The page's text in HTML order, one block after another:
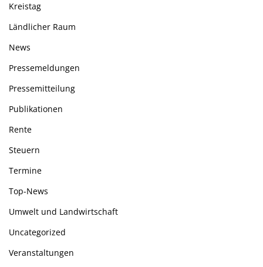
Kreistag
Ländlicher Raum
News
Pressemeldungen
Pressemitteilung
Publikationen
Rente
Steuern
Termine
Top-News
Umwelt und Landwirtschaft
Uncategorized
Veranstaltungen